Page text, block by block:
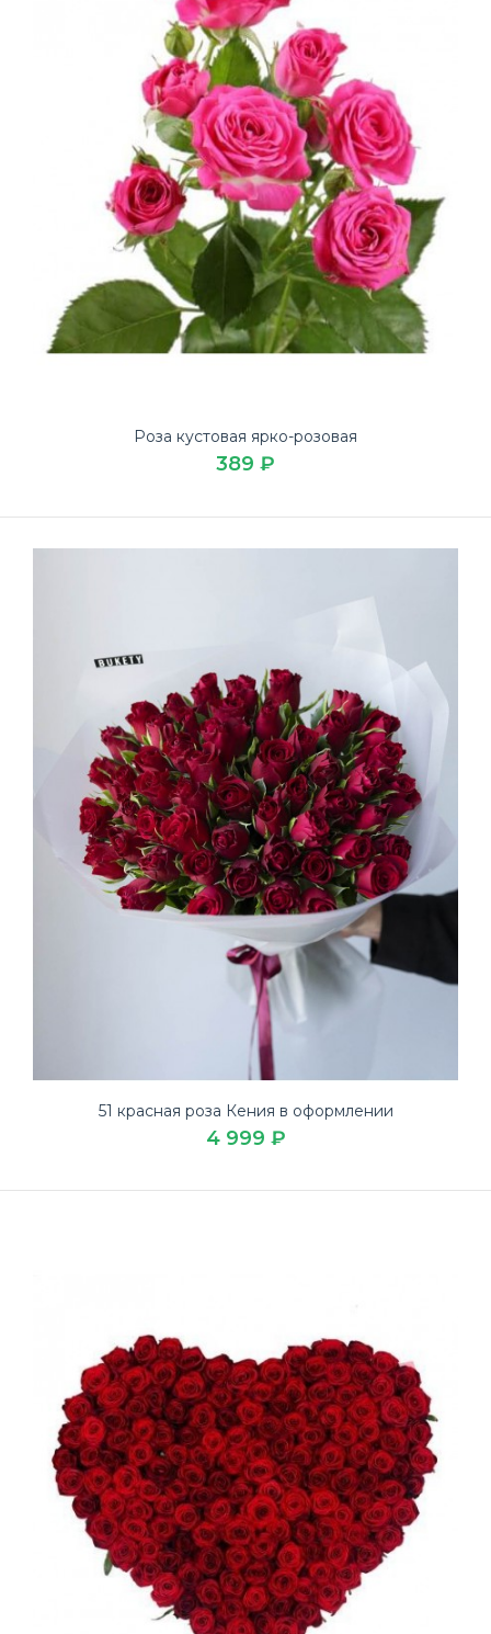
Роза кустовая ярко-розовая
389 ₽
51 красная роза Кения в оформлении
4 999 ₽